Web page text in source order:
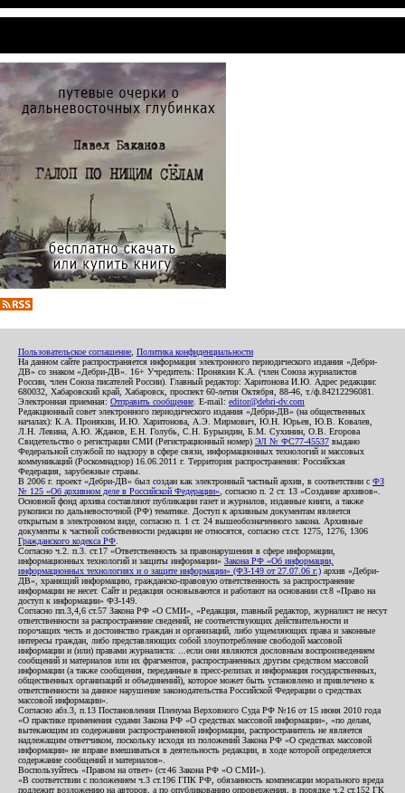
Пользовательское соглашение Политика конфиденциальности
На данном сайте распространяется информация электронного периодического издания «Дебри-
ДВ» со знаком «Дебри-ДВ». 16+ Учредитель: Пронякин К.А. (член Союза журналистов
России, член Союза писателей России). Главный редактор: Харитонова И.Ю. Адрес редакции:
680032, Хабаровский край, Хабаровск, проспект 60-летия Октября, 88-46, т./ф.84212296081.
Электронная приемная: Отправить сообщение . E-mail: editor@debri-dv.com
Редакционный совет электронного периодического издания «Дебри-ДВ» (на общественных
началах): К.А. Пронякин, И.Ю. Харитонова, А.Э. Мирмович, Ю.Н. Юрьев, Ю.В. Ковалев,
Л.Н. Левина, А.Ю. Жданов, Е.Н. Голубь, С.Н. Бурындин, Б.М. Сухинин, О.В. Егорова
Свидетельство о регистрации СМИ (Регистрационный номер) ЭЛ № ФС77-45537 выдано
Федеральной службой по надзору в сфере связи, информационных технологий и массовых
коммуникаций (Роскомнадзор) 16.06.2011 г. Территория распространения: Российская
Федерация, зарубежные страны.
В 2006 г. проект «Дебри-ДВ» был создан как электронный частный архив, в соответствии с ФЗ
№ 125 «Об архивном деле в Российской Федерации» , согласно п. 2 ст. 13 «Создание архивов».
Основной фонд архива составляют публикации газет и журналов, изданные книги, а также
рукописи по дальневосточной (РФ) тематике. Доступ к архивным документам является
открытым в электронном виде, согласно п. 1 ст. 24 вышеобозначенного закона. Архивные
документы к частной собственности редакции не относятся, согласно ст.ст. 1275, 1276, 1306
Гражданского кодекса РФ
Согласно ч.2. п.3. ст.17 «Ответственность за правонарушения в сфере информации,
информационных технологий и защиты информации» Закона РФ «Об информации,
информационных технологиях и о защите информации» (ФЗ-149 от 27.07.06 г.) архив «Дебри-
ДВ», хранящий информацию, гражданско-правовую ответственность за распространение
информации не несет. Сайт и редакция основываются и работают на основании ст.8 «Право на
доступ к информации» ФЗ-149.
Согласно пп.3,4,6 ст.57 Закона РФ «О СМИ», «Редакция, главный редактор, журналист не несут
ответственности за распространение сведений, не соответствующих действительности и
порочащих честь и достоинство граждан и организаций, либо ущемляющих права и законные
интересы граждан, либо представляющих собой злоупотребление свободой массовой
информации и (или) правами журналиста: ...если они являются дословным воспроизведением
сообщений и материалов или их фрагментов, распространенных другим средством массовой
информации (а также сообщения, переданные в пресс-релизах и информация государственных,
общественных организаций и объединений), которое может быть установлено и привлечено к
ответственности за данное нарушение законодательства Российской Федерации о средствах
массовой информации».
Согласно абз.3, п.13 Постановления Пленума Верховного Суда РФ №16 от 15 июня 2010 года
«О практике применения судами Закона РФ «О средствах массовой информации», «по делам,
вытекающим из содержания распространенной информации, распространитель не является
надлежащим ответчиком, поскольку исходя из положений Закона РФ «О средствах массовой
информации» не вправе вмешиваться в деятельность редакции, в ходе которой определяется
содержание сообщений и материалов».
Воспользуйтесь «Правом на ответ» (ст.46 Закона РФ «О СМИ»).
«В соответствии с положением ч.3 ст.196 ГПК РФ, обязанность компенсации морального вреда
подлежит возложению на авторов, а по опубликованию опровержения, в порядке ч.2 ст.152 ГК